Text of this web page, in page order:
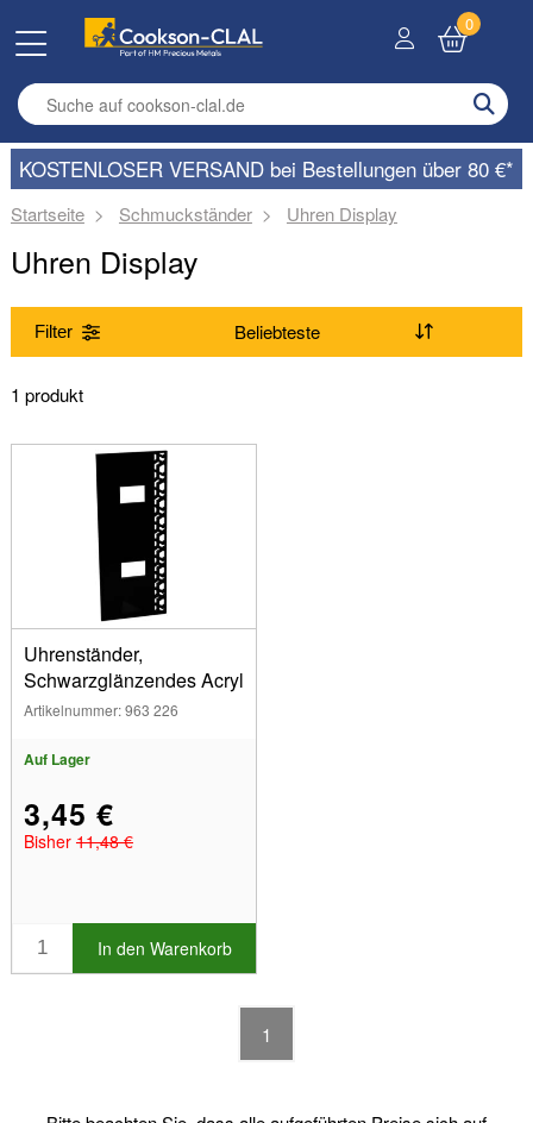
Enter search term
0
KOSTENLOSER VERSAND bei Bestellungen über 80 €*
Startseite Schmuckständer Uhren Display
Uhren Display
Filter
Bereich
Material
Acryl (1)
Farben
Schwarz (1)
Auf Lager
Sonderangebotsartikel
Bestseller
1 produkt
Uhrenständer,
Schwarzglänzendes Acryl
Artikelnummer: 963 226
Auf Lager
3,45 €
Bisher 11,48 €
In den Warenkorb
1